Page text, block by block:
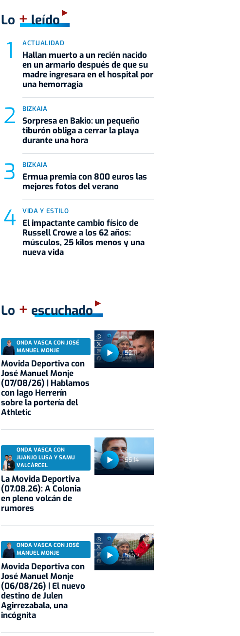
Lo +leído
ACTUALIDAD
Hallan muerto a un recién nacido
en un armario después de que su
madre ingresara en el hospital por
una hemorragia
BIZKAIA
Sorpresa en Bakio: un pequeño
tiburón obliga a cerrar la playa
durante una hora
BIZKAIA
Ermua premia con 800 euros las
mejores fotos del verano
VIDA Y ESTILO
El impactante cambio físico de
Russell Crowe a los 62 años:
músculos, 25 kilos menos y una
nueva vida
Lo + escuchado
52:11
ONDA VASCA CON JOSÉ
MANUEL MONJE
Movida Deportiva con
José Manuel Monje
(07/08/26) | Hablamos
con Iago Herrerín
sobre la portería del
Athletic
55:14
ONDA VASCA CON
JUANJO LUSA Y SAMU
VALCÁRCEL
La Movida Deportiva
(07.08.26): A Colonia
en pleno volcán de
rumores
51:59
ONDA VASCA CON JOSÉ
MANUEL MONJE
Movida Deportiva con
José Manuel Monje
(06/08/26) | El nuevo
destino de Julen
Agirrezabala, una
incógnita